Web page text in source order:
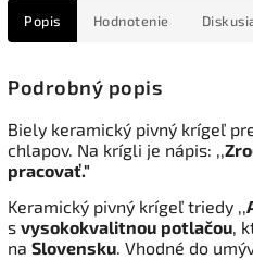
Popis Hodnotenie
Podrobný popis
Biely keramický pivný krígeľ
chlapov. Na krígli je nápis: ,,
pracovať."
Keramický pivný krígeľ triedy ,,
s vysokokvalitnou potlačou,
na Slovensku. Vhodné do